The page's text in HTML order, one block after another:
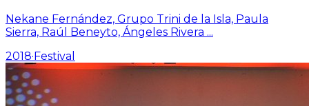
Nekane Fernández, Grupo Trini de la Isla, Paula
Sierra, Raúl Beneyto, Ángeles Rivera ...
2018·Festival